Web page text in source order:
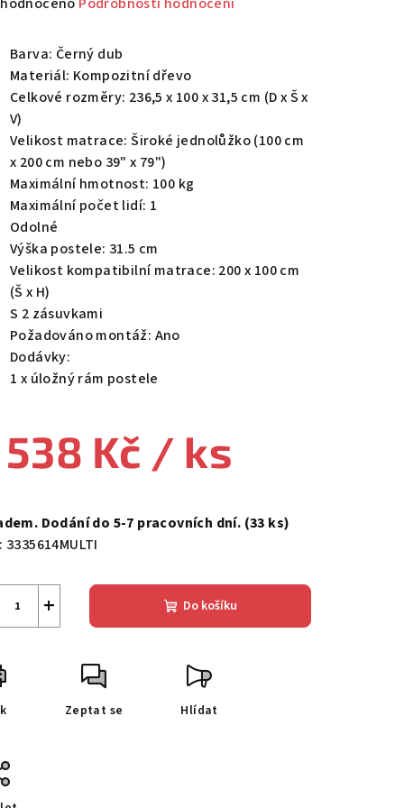
Barva: Černý dub
Materiál: Kompozitní dřevo
Celkové rozměry: 236,5 x 100 x 31,5 cm (D x Š x
V)
Velikost matrace: Široké jednolůžko (100 cm
x 200 cm nebo 39" x 79")
Maximální hmotnost: 100 kg
Maximální počet lidí: 1
Odolné
Výška postele: 31.5 cm
Velikost kompatibilní matrace: 200 x 100 cm
(Š x H)
S 2 zásuvkami
Požadováno montáž: Ano
Dodávky:
1 x úložný rám postele
Kč / ks
Dodání do 5-7 pracovních dní. (33 ks)
3335614MULTI
+ Do košíku
Zeptat se Hlídat